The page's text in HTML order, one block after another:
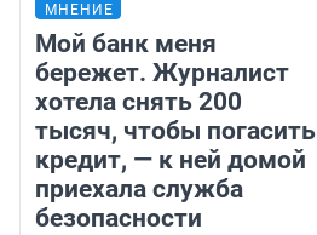
МНЕНИЕ
Мой банк меня
бережет. Журналист
хотела снять 200
тысяч, чтобы погасить
кредит, — к ней домой
приехала служба
безопасности